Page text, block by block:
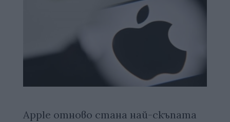
Apple отново стана най-скъпата